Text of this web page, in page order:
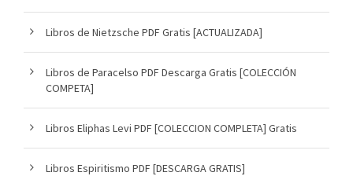
Libros de Nietzsche PDF Gratis [ACTUALIZADA]
Libros de Paracelso PDF Descarga Gratis [COLECCIÓN
COMPETA]
Libros Eliphas Levi PDF [COLECCION COMPLETA] Gratis
Libros Espiritismo PDF [DESCARGA GRATIS]